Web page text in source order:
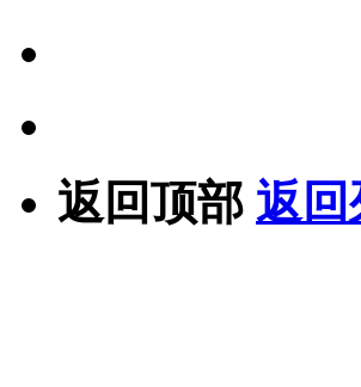
返回顶部 返